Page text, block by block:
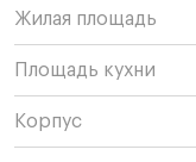
Жилая площадь
Площадь кухни
Корпус